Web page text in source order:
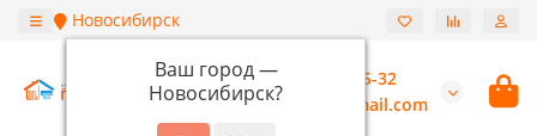
Новосибирск
Ваш город —
Новосибирск?
+7 (913) 987-55-32
burannsk@gmail.com